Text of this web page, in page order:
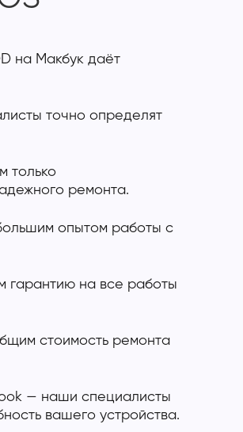
на Макбук даёт
точно определят
только
ремонта.
опытом работы с
гарантию на все работы
стоимость ремонта
— наши специалисты
вашего устройства.